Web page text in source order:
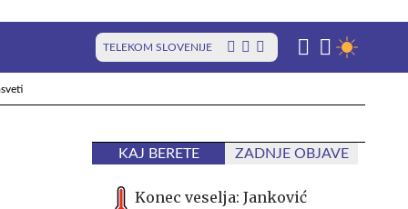
TELEKOM SLOVENIJE
KAJ BERETE ZADNJE OBJAVE
Konec veselja: Janković